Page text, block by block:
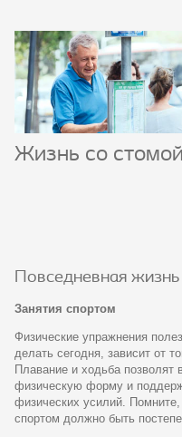
Жизнь со стомой
Повседневная
Занятия спортом
Физические упражнения
делать сегодня, зависит от
Плавание и ходьба позволят
физическую форму и
физических усилий. Помните,
спортом должно быть